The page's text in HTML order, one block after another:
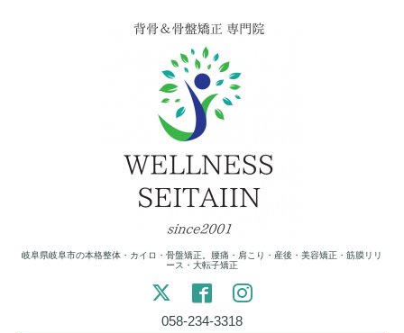
岐阜県岐阜市の本格整体・カイロ・骨盤矯正。腰痛・肩こり・産後・美容矯正・筋膜リリ
ース・大転子矯正
058-234-3318